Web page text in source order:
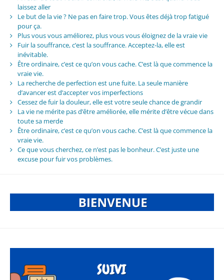
laissez aller
Le but de la vie ? Ne pas en faire trop. Vous êtes déjà trop fatigué
pour ça.
Plus vous vous améliorez, plus vous vous éloignez de la vraie vie
Fuir la souffrance, c’est la souffrance. Acceptez-la, elle est
inévitable.
Être ordinaire, c’est ce qu’on vous cache. C’est là que commence la
vraie vie.
La recherche de perfection est une fuite. La seule manière
d’avancer est d’accepter vos imperfections
Cessez de fuir la douleur, elle est votre seule chance de grandir
La vie ne mérite pas d’être améliorée, elle mérite d’être vécue dans
toute sa merde
Être ordinaire, c’est ce qu’on vous cache. C’est là que commence la
vraie vie.
Ce que vous cherchez, ce n’est pas le bonheur. C’est juste une
excuse pour fuir vos problèmes.